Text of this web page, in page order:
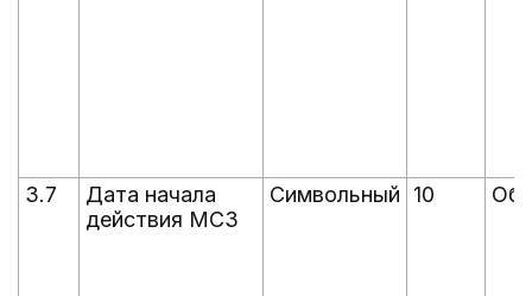
3.7
Дата начала
действия МСЗ
Символьный 10